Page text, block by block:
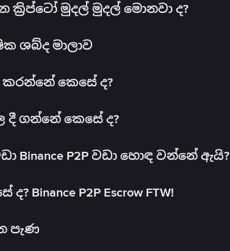
ක්‍රිප්ටෝ මුදල් මුදල් මොනවා ද?
ශබ්ද මාලාව
කරන්නේ කෙසේ ද?
දී ගන්නේ කෙසේ ද?
Binance P2P වඩා හොඳ වන්නේ ඇයි?
P2P Escrow FTW!
පැණ